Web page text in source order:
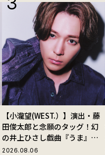
【小瀧望(WEST.）】演出・藤
田俊太郎と念願のタッグ！幻
の井上ひさし戯曲『うま』で
演じる“爽快な悪人”の魅力と
2026.08.06